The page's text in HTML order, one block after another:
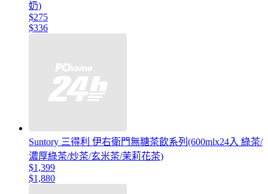
奶)
$275
$336
Suntory 三得利 伊右衛門無糖茶飲系列(600mlx24入 綠茶/
濃厚綠茶/炒茶/玄米茶/茉莉花茶)
$1,399
$1,880